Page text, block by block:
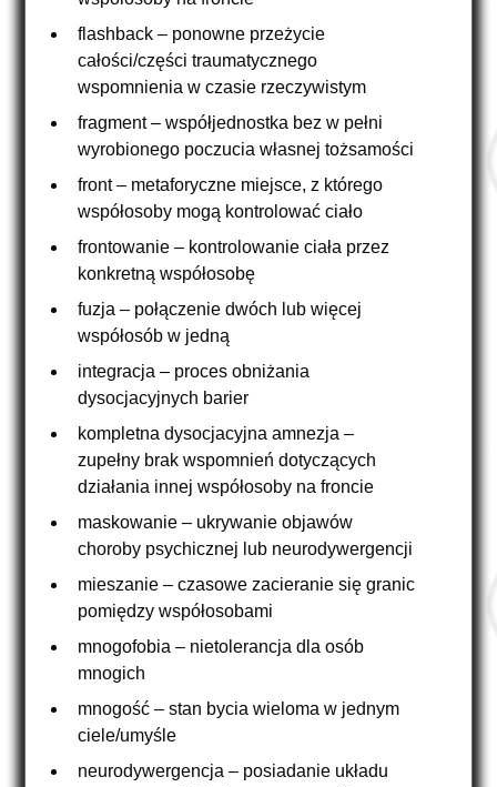
flashback – ponowne przeżycie
całości/części traumatycznego
wspomnienia w czasie rzeczywistym
fragment – współjednostka bez w pełni
wyrobionego poczucia własnej tożsamości
front – metaforyczne miejsce, z którego
współosoby mogą kontrolować ciało
frontowanie – kontrolowanie ciała przez
konkretną współosobę
fuzja – połączenie dwóch lub więcej
współosób w jedną
integracja – proces obniżania
dysocjacyjnych barier
kompletna dysocjacyjna amnezja –
zupełny brak wspomnień dotyczących
działania innej współosoby na froncie
maskowanie – ukrywanie objawów
choroby psychicznej lub neurodywergencji
mieszanie – czasowe zacieranie się granic
pomiędzy współosobami
mnogofobia – nietolerancja dla osób
mnogich
mnogość – stan bycia wieloma w jednym
ciele/umyśle
neurodywergencja – posiadanie układu